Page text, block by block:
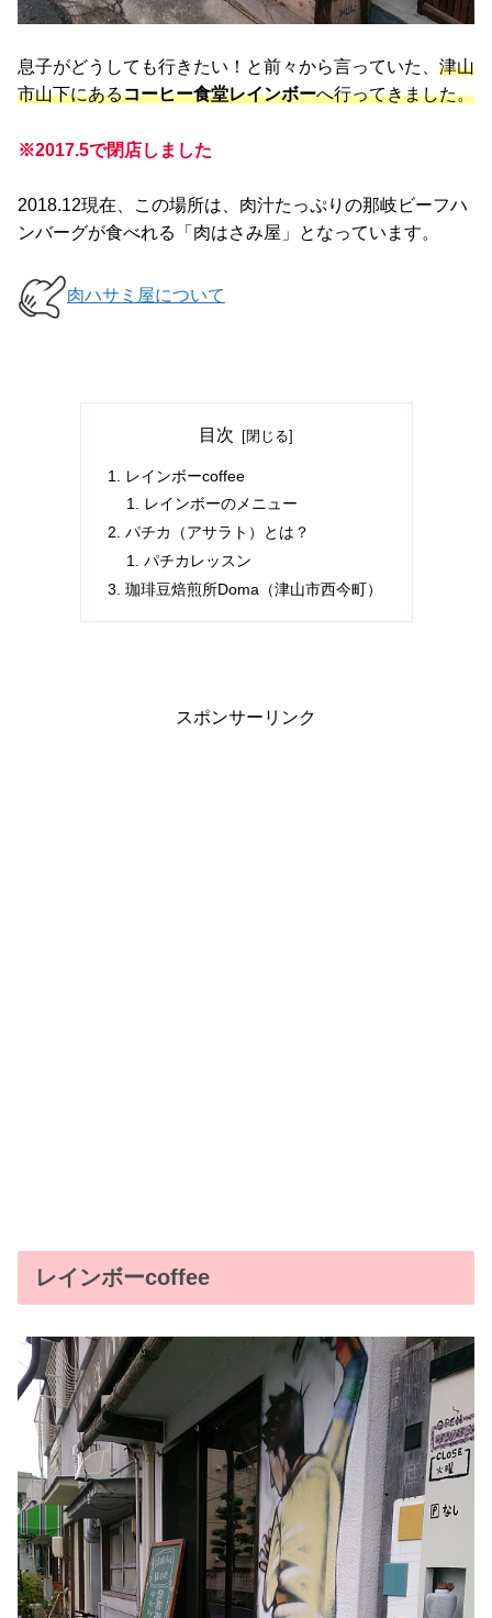
息子がどうしても行きたい！と前々から言っていた、 津山
市山下にあるコーヒー食堂レインボーへ行ってきました。
※2017.5で閉店しました
2018.12現在、この場所は、肉汁たっぷりの那岐ビーフハ
ンバーグが食べれる「肉はさみ屋」となっています。
肉ハサミ屋について
目次
レインボーcoffee
レインボーのメニュー
パチカ（アサラト）とは？
パチカレッスン
珈琲豆焙煎所Doma（津山市西今町）
スポンサーリンク
レインボーcoffee